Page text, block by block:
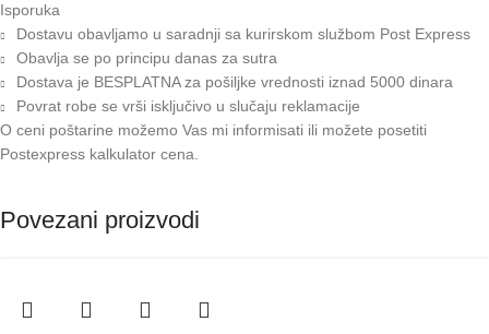
Isporuka
Dostavu obavljamo u saradnji sa kurirskom službom Post Express
Obavlja se po principu danas za sutra
Dostava je BESPLATNA za pošiljke vrednosti iznad 5000 dinara
Povrat robe se vrši isključivo u slučaju reklamacije
O ceni poštarine možemo Vas mi informisati ili možete posetiti
Postexpress kalkulator cena.
Povezani proizvodi